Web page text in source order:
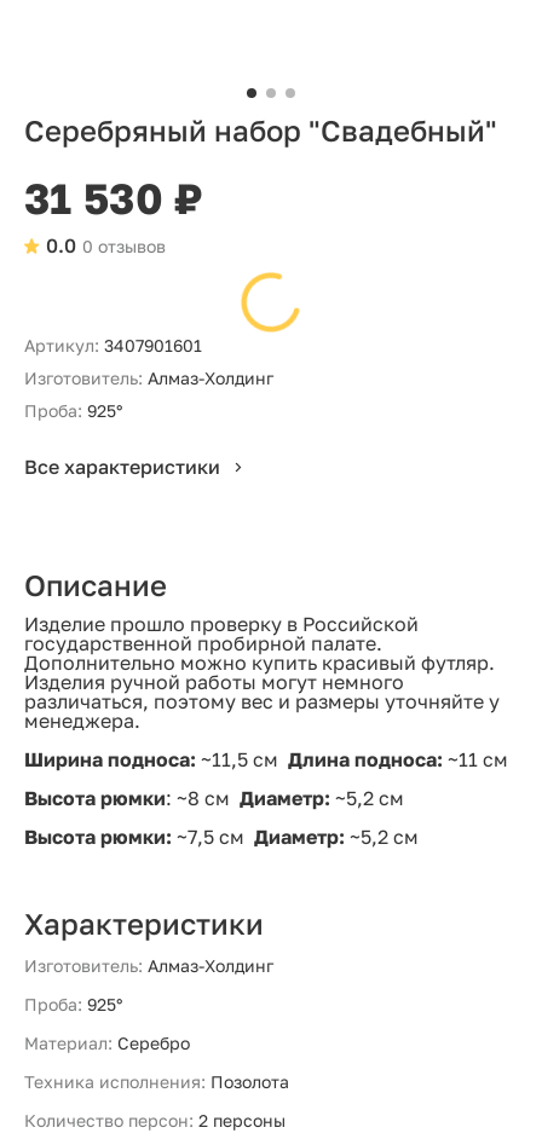
Серебряный набор "Свадебный"
31 530 ₽
0 отзывов
0.0
Артикул: 3407901601
Изготовитель: Алмаз-Холдинг
Проба: 925°
Все характеристики
Описание
Изделие прошло проверку в Российской
государственной пробирной палате.
Дополнительно можно купить красивый футляр.
Изделия ручной работы могут немного
различаться, поэтому вес и размеры уточняйте у
менеджера.
Ширина подноса: ~11,5 см Длина подноса: ~11 см
Высота рюмки: ~8 см Диаметр: ~5,2 см
Высота рюмки: ~7,5 см Диаметр: ~5,2 см
Характеристики
Изготовитель: Алмаз-Холдинг
Проба: 925°
Материал: Серебро
Техника исполнения: Позолота
Количество персон: 2 персоны